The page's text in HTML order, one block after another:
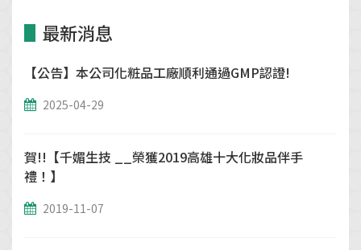
最新消息
【公告】本公司化粧品工廠順利通過GMP認證!
2025-04-29
賀!!【千媚生技 __榮獲2019高雄十大化妝品伴手
禮！】
2019-11-07